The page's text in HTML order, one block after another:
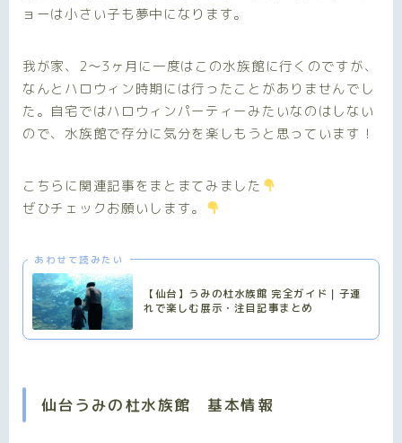
ョーは小さい子も夢中になります。
我が家、2～3ヶ月に一度はこの水族館に行くのですが、
なんとハロウィン時期には行ったことがありませんでし
た。自宅ではハロウィンパーティーみたいなのはしない
ので、水族館で存分に気分を楽しもうと思っています！
こちらに関連記事をまとまてみました
ぜひチェックお願いします。
あわせて読みたい
【仙台】うみの杜水族館 完全ガイド｜子連
れで楽しむ展示・注目記事まとめ
仙台うみの杜水族館 基本情報